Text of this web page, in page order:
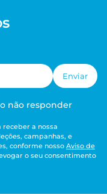
Enviar
não responder
receber a nossa
campanhas, e
conforme nosso Aviso de
o seu consentimento